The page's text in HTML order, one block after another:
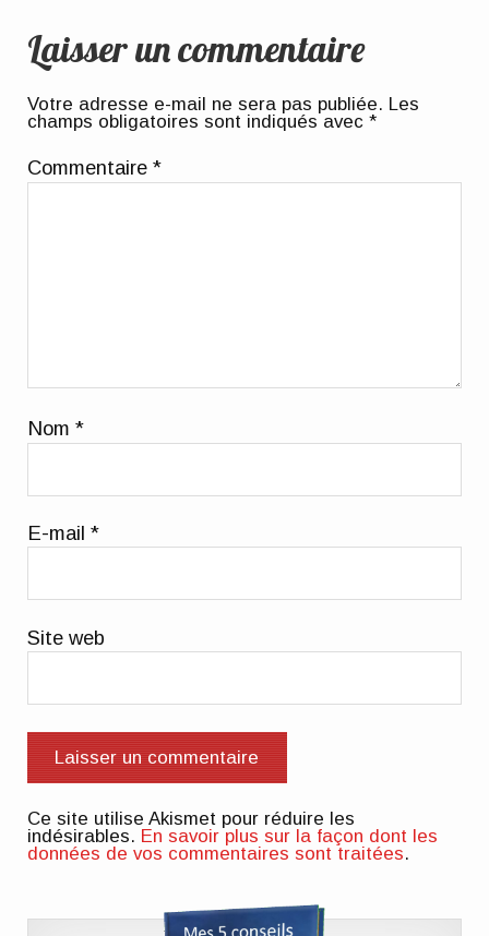
Laisser un commentaire
Votre adresse e-mail ne sera pas publiée. Les
champs obligatoires sont indiqués avec*
Commentaire*
Nom*
E-mail*
Site web
Ce site utilise Akismet pour réduire les
indésirables. En savoir plus sur la façon dont les
données de vos commentaires sont traitées.